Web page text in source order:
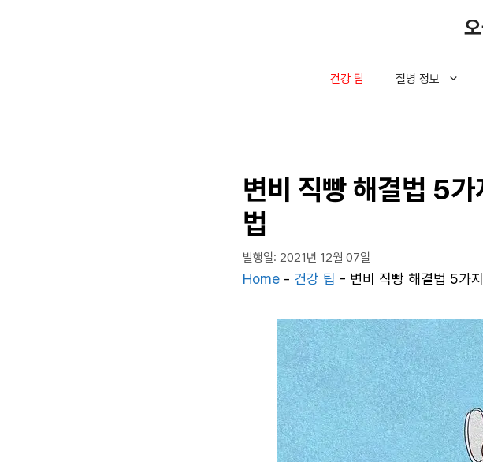
건강 팁 질병 정보
변비 직빵 해결법 5
법
발행일: 2021년 12월 07일
Home - 건강 팁 - 변비 직빵 해결법 5가